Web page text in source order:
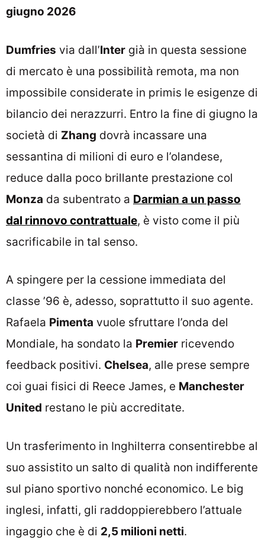
giugno 2026
Dumfries via dall’Inter già in questa sessione
di mercato è una possibilità remota, ma non
impossibile considerate in primis le esigenze di
bilancio dei nerazzurri. Entro la fine di giugno la
società di Zhang dovrà incassare una
sessantina di milioni di euro e l’olandese,
reduce dalla poco brillante prestazione col
Monza da subentrato a Darmian a un passo
dal rinnovo contrattuale, è visto come il più
sacrificabile in tal senso.
A spingere per la cessione immediata del
classe ’96 è, adesso, soprattutto il suo agente.
Rafaela Pimenta vuole sfruttare l’onda del
Mondiale, ha sondato la Premier ricevendo
feedback positivi. Chelsea, alle prese sempre
coi guai fisici di Reece James, e Manchester
United restano le più accreditate.
Un trasferimento in Inghilterra consentirebbe al
suo assistito un salto di qualità non indifferente
sul piano sportivo nonché economico. Le big
inglesi, infatti, gli raddoppierebbero l’attuale
ingaggio che è di 2,5 milioni netti.